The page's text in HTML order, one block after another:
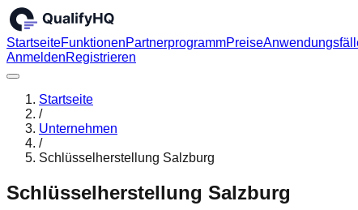
StartseiteFunktionenPartnerprogrammPreise
AnmeldenRegistrieren
Startseite
/
Unternehmen
/
Schlüsselherstellung Salzburg
Schlüsselherstellung Salzburg